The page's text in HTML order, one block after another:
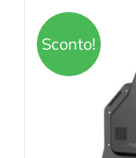
Sconto!